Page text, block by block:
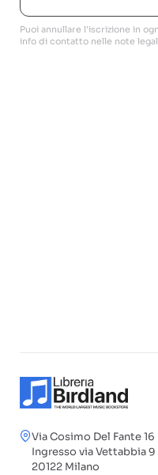
Puoi annullare l'iscrizione in
info di contatto nelle note
Via Cosimo Del Fante 16
Ingresso via Vettabbia 9
20122 Milano